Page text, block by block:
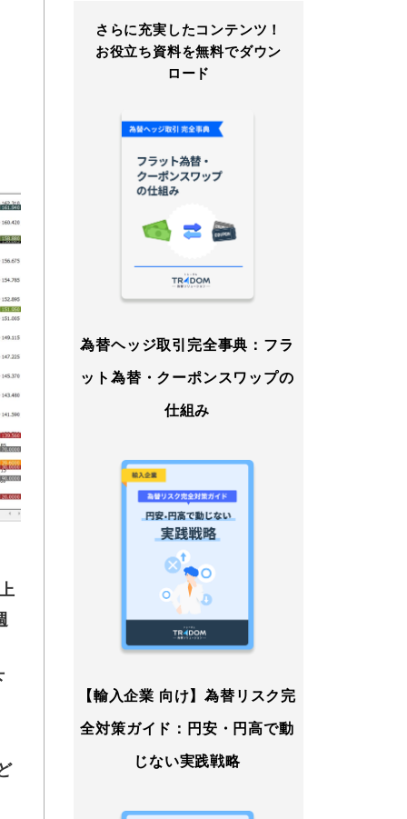
さらに充実したコンテンツ！
お役立ち資料を無料でダウン
ロード
為替ヘッジ取引完全事典：フラ
ット為替・クーポンスワップの
仕組み
【輸入企業 向け】為替リスク完
全対策ガイド：円安・円高で動
じない実践戦略